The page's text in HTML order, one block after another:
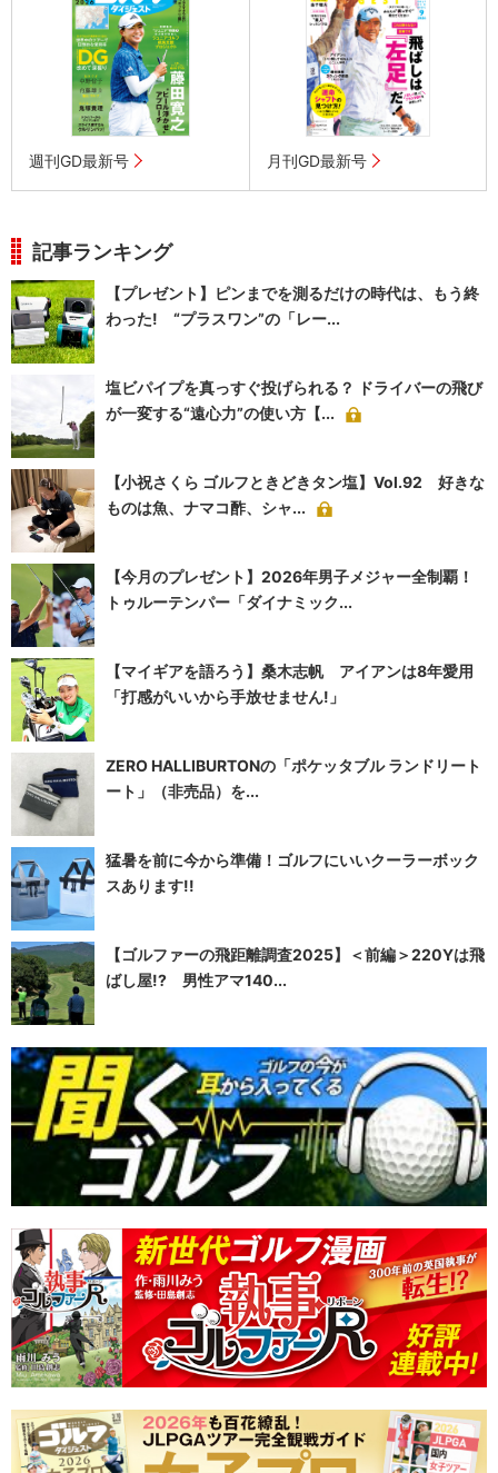
週刊GD最新号 月刊GD最新号
記事ランキング
【プレゼント】ピンまでを測るだけの時代は、もう終
わった! “プラスワン”の「レー...
塩ビパイプを真っすぐ投げられる？ ドライバーの飛び
が一変する“遠心力”の使い方【...
【小祝さくら ゴルフときどきタン塩】Vol.92 好きな
ものは魚、ナマコ酢、シャ...
【今月のプレゼント】2026年男子メジャー全制覇！
トゥルーテンパー「ダイナミック...
【マイギアを語ろう】桑木志帆 アイアンは8年愛用
「打感がいいから手放せません!」
ZERO HALLIBURTONの「ポケッタブル ランドリート
ート」（非売品）を...
猛暑を前に今から準備！ゴルフにいいクーラーボック
スあります!!
【ゴルファーの飛距離調査2025】＜前編＞220Yは飛
ばし屋!? 男性アマ140...